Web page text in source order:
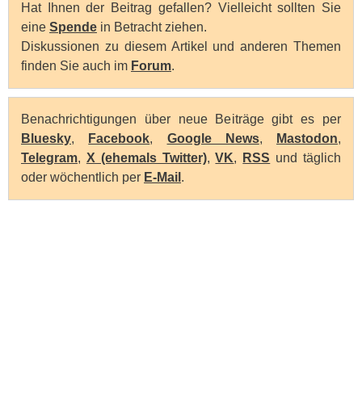
Hat Ihnen der Beitrag gefallen? Vielleicht sollten Sie
eine Spende in Betracht ziehen.
Diskussionen zu diesem Artikel und anderen Themen
finden Sie auch im Forum.
Benachrichtigungen über neue Beiträge gibt es per
Bluesky, Facebook, Google News, Mastodon,
Telegram, X (ehemals Twitter),VK, RSS und täglich
oder wöchentlich per E-Mail .